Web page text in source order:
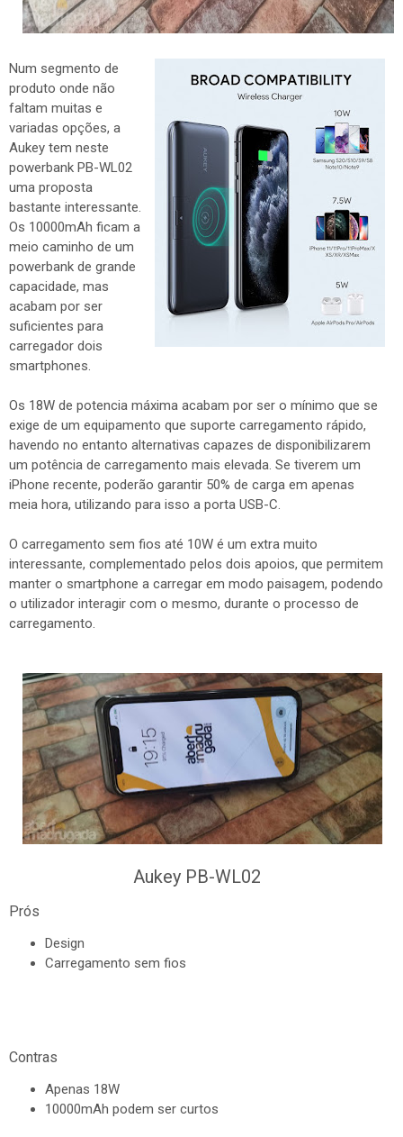
Num segmento de
produto onde não
faltam muitas e
variadas opções, a
Aukey tem neste
powerbank PB-WL02
uma proposta
bastante interessante.
Os 10000mAh ficam a
meio caminho de um
powerbank de grande
capacidade, mas
acabam por ser
suficientes para
carregador dois
smartphones.
Os 18W de potencia máxima acabam por ser o mínimo que se
exige de um equipamento que suporte carregamento rápido,
havendo no entanto alternativas capazes de disponibilizarem
um potência de carregamento mais elevada. Se tiverem um
iPhone recente, poderão garantir 50% de carga em apenas
meia hora, utilizando para isso a porta USB-C.
O carregamento sem fios até 10W é um extra muito
interessante, complementado pelos dois apoios, que permitem
manter o smartphone a carregar em modo paisagem, podendo
o utilizador interagir com o mesmo, durante o processo de
carregamento.
Aukey PB-WL02
Prós
Design
Carregamento sem fios
Contras
Apenas 18W
10000mAh podem ser curtos